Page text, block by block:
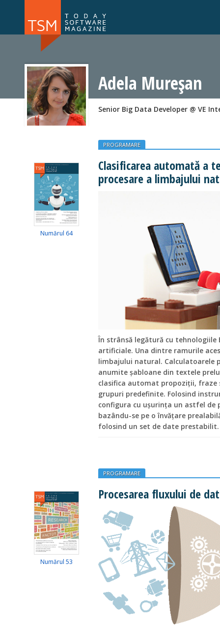
NOU
Adela Mureșan
Senior Big Data Developer @ VE
Numărul 64
PROGRAMARE
Clasificarea automată a
procesare a limbajului
În strânsă legătură cu
artificiale. Una dintre ramurile
limbajului natural. Calculatoarele
anumite șabloane din textele
clasifica automat propoziții, fraze
grupuri predefinite. Folosind
configura cu ușurința un astfel de
bazându-se pe o învățare
folosind un set de date prestabilit.
Numărul 53
PROGRAMARE
Procesarea fluxului de